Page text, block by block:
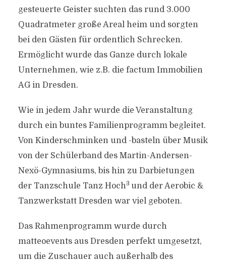
gesteuerte Geister suchten das rund 3.000
Quadratmeter große Areal heim und sorgten
bei den Gästen für ordentlich Schrecken.
Ermöglicht wurde das Ganze durch lokale
Unternehmen, wie z.B. die factum Immobilien
AG in Dresden.
Wie in jedem Jahr wurde die Veranstaltung
durch ein buntes Familienprogramm begleitet.
Von Kinderschminken und -basteln über Musik
von der Schülerband des Martin-Andersen-
Nexö-Gymnasiums, bis hin zu Darbietungen
der Tanzschule Tanz Hoch3 und der Aerobic &
Tanzwerkstatt Dresden war viel geboten.
Das Rahmenprogramm wurde durch
matteoevents aus Dresden perfekt umgesetzt,
um die Zuschauer auch außerhalb des